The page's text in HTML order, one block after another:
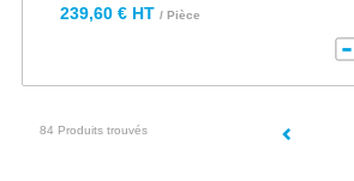
239,60 € HT / Pièce
84 Produits trouvés